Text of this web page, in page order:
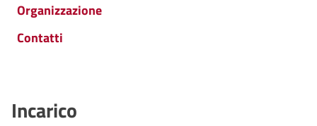
Organizzazione
Contatti
Incarico